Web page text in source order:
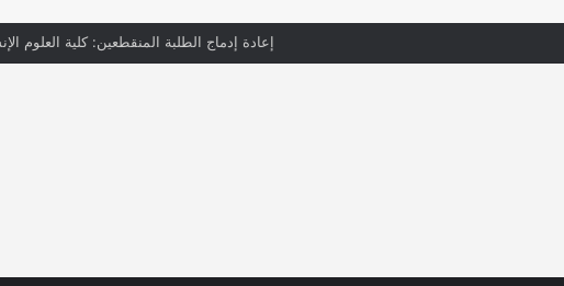
إعادة إدماج الطلبة المنقطعين: كلية العلوم